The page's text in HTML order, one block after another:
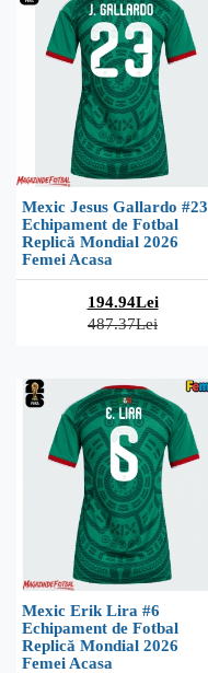
Mexic Jesus Gallardo #23
Echipament de Fotbal
Replică Mondial 2026
Femei Acasa
194.94Lei
487.37Lei
Mexic Erik Lira #6
Echipament de Fotbal
Replică Mondial 2026
Femei Acasa